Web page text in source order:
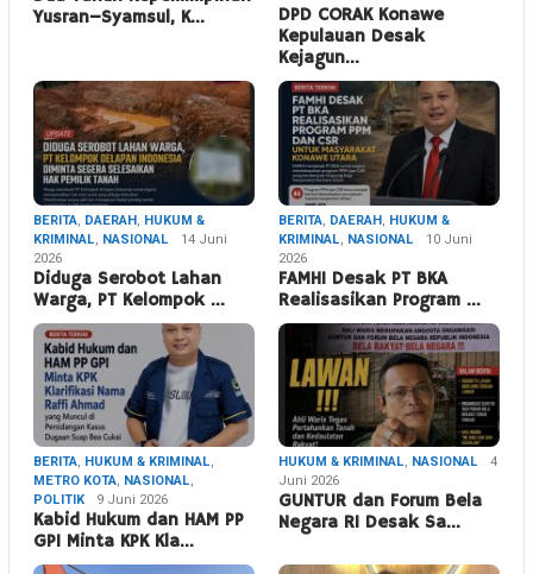
Yusran–Syamsul, K…
DPD CORAK Konawe
Kepulauan Desak
Kejagun…
BERITA, DAERAH, HUKUM &
KRIMINAL, NASIONAL
14 Juni
2026
Diduga Serobot Lahan
Warga, PT Kelompok …
BERITA, DAERAH, HUKUM &
KRIMINAL, NASIONAL
10 Juni
2026
FAMHI Desak PT BKA
Realisasikan Program …
BERITA, HUKUM & KRIMINAL,
METRO KOTA, NASIONAL,
POLITIK
9 Juni 2026
Kabid Hukum dan HAM PP
GPI Minta KPK Kla…
HUKUM & KRIMINAL, NASIONAL
4
Juni 2026
GUNTUR dan Forum Bela
Negara RI Desak Sa…